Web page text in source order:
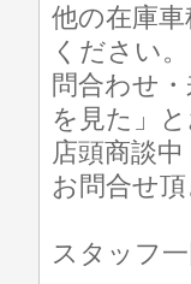
他の在庫
ください。
問合わせ
を見た」
店頭商談
お問合せ
スタッフ